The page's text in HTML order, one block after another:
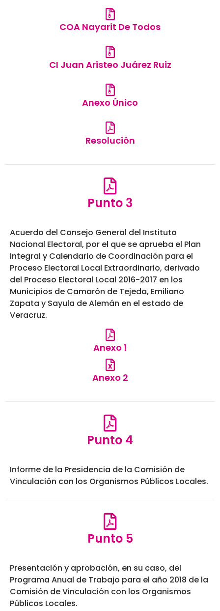
COA Nayarit De Todos
CI Juan Aristeo Juárez Ruiz
Anexo Único
Resolución
Punto 3
Acuerdo del Consejo General del Instituto
Nacional Electoral, por el que se aprueba el Plan
Integral y Calendario de Coordinación para el
Proceso Electoral Local Extraordinario, derivado
del Proceso Electoral Local 2016-2017 en los
Municipios de Camarón de Tejeda, Emiliano
Zapata y Sayula de Alemán en el estado de
Veracruz.
Anexo 1
Anexo 2
Punto 4
Informe de la Presidencia de la Comisión de
Vinculación con los Organismos Públicos Locales.
Punto 5
Presentación y aprobación, en su caso, del
Programa Anual de Trabajo para el año 2018 de la
Comisión de Vinculación con los Organismos
Públicos Locales.